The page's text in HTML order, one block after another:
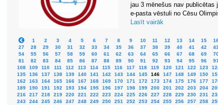
jau 3 mēnešus nav
e-pasta vēstuli no Cēsu
Lasīt vairāk
1 2 3 4 5 6 7 8 9 10 11 12 13 14 15
27
28 29 30 31 32 33 34 35 36 37 38 39 40 41 42
54
55 56 57 58 59 60 61 62 63 64 65 66 67 68 69
81
82 83 84 85 86 87 88 89 90 91 92 93 94 95 96
108
109 110 111 112 113 114 115 116 117 118 119 120 121 122 123
135
136 137 138 139 140 141 142 143 144 145 146 147 148 149 150
162
163 164 165 166 167 168 169 170 171 172 173 174 175 176 177
189
190 191 192 193 194 195 196 197 198 199 200 201 202 203 204
216
217 218 219 220 221 222 223 224 225 226 227 228 229 230 231
243
244 245 246 247 248 249 250 251 252 253 254 255 256 257 258